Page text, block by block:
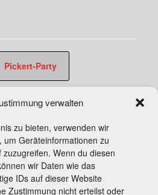
verwalten
zu bieten, verwenden wir
um Geräteinformationen zu
Wenn du diesen
wir Daten wie das
IDs auf dieser Website
Zustimmung nicht erteilst oder
Pickert-Party
zur Erzählwerkstatt